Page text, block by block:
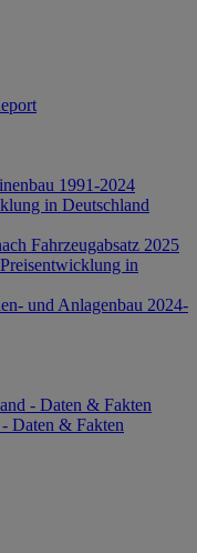
1991-2024
in Deutschland
Fahrzeugabsatz 2025
in
und Anlagenbau 2024-
- Daten & Fakten
Daten & Fakten